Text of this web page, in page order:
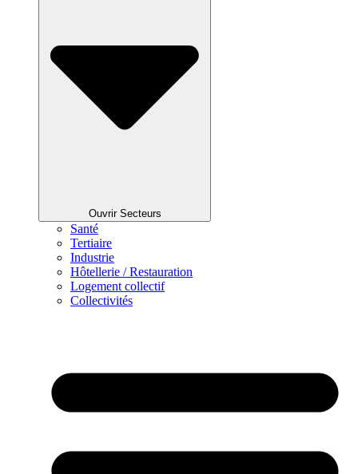
Ouvrir Secteurs
Santé
Tertiaire
Industrie
Hôtellerie / Restauration
Logement collectif
Collectivités